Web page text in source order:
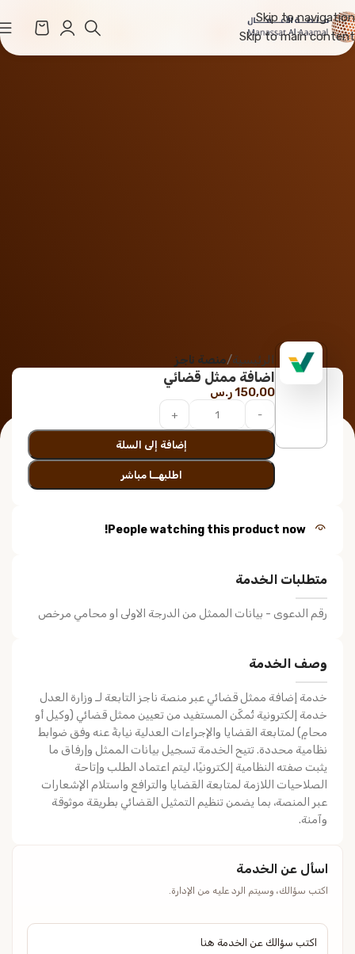
Skip to navigation
Skip to main content
الرئيسية منصة ناجز
اضافة ممثل قضائي
150,00ر.س
إضافة إلى السلة
اطلبهــا مباشر
People watching this product now!
متطلبات الخدمة
رقم الدعوى - بيانات الممثل من الدرجة الاولى او محامي مرخص
وصف الخدمة
خدمة إضافة ممثل قضائي عبر منصة ناجز التابعة لـ وزارة العدل
خدمة إلكترونية تُمكّن المستفيد من تعيين ممثل قضائي (وكيل أو
محامٍ) لمتابعة القضايا والإجراءات العدلية نيابةً عنه وفق ضوابط
نظامية محددة. تتيح الخدمة تسجيل بيانات الممثل وإرفاق ما
يثبت صفته النظامية إلكترونيًا، ليتم اعتماد الطلب وإتاحة
الصلاحيات اللازمة لمتابعة القضايا والترافع واستلام الإشعارات
عبر المنصة، بما يضمن تنظيم التمثيل القضائي بطريقة موثوقة
وآمنة.
اسأل عن الخدمة
اكتب سؤالك، وسيتم الرد عليه من الإدارة.